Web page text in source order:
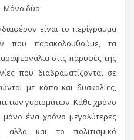
Μόνο δύο:
είναι το περίγραμμα
παρακολουθούμε, τα
στις παρυφές της
που διαδραματίζονται σε
με κόπο και δυσκολίες,
των γυρισμάτων. Κάθε χρόνο
ένα χρόνο μεγαλύτερες
αλλά και το πολιτισμικό